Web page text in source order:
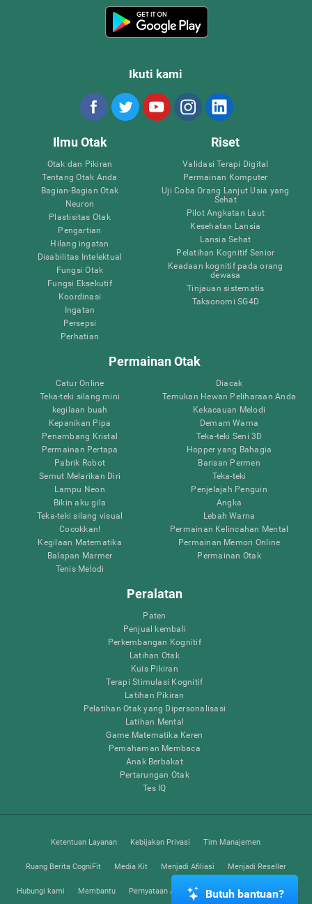
Ikuti kami
Ilmu Otak
Otak dan Pikiran
Tentang Otak Anda
Bagian-Bagian Otak
Neuron
Plastisitas Otak
Pengartian
Hilang ingatan
Disabilitas Intelektual
Fungsi Otak
Fungsi Eksekutif
Koordinasi
Ingatan
Persepsi
Perhatian
Riset
Validasi Terapi Digital
Permainan Komputer
Uji Coba Orang Lanjut Usia yang
Sehat
Pilot Angkatan Laut
Kesehatan Lansia
Lansia Sehat
Pelatihan Kognitif Senior
Keadaan kognitif pada orang
dewasa
Tinjauan sistematis
Taksonomi SG4D
Permainan Otak
Catur Online
Teka-teki silang mini
kegilaan buah
Kepanikan Pipa
Penambang Kristal
Permainan Pertapa
Pabrik Robot
Semut Melarikan Diri
Lampu Neon
Bikin aku gila
Teka-teki silang visual
Cocokkan!
Kegilaan Matematika
Balapan Marmer
Tenis Melodi
Diacak
Temukan Hewan Peliharaan Anda
Kekacauan Melodi
Demam Warna
Teka-teki Seni 3D
Hopper yang Bahagia
Barisan Permen
Teka-teki
Penjelajah Penguin
Angka
Lebah Warna
Permainan Kelincahan Mental
Permainan Memori Online
Permainan Otak
Peralatan
Paten
Penjual kembali
Perkembangan Kognitif
Latihan Otak
Kuis Pikiran
Terapi Stimulasi Kognitif
Latihan Pikiran
Pelatihan Otak yang Dipersonalisasi
Latihan Mental
Game Matematika Keren
Pemahaman Membaca
Anak Berbakat
Pertarungan Otak
Tes IQ
Ketentuan Layanan Kebijakan Privasi Tim Manajemen
Ruang Berita CogniFit Media Kit Menjadi Afiliasi Menjadi Reseller
Hubungi kami Membantu Pernyataan Aksesibilitas Pusat Kepercayaan
Butuh bantuan?